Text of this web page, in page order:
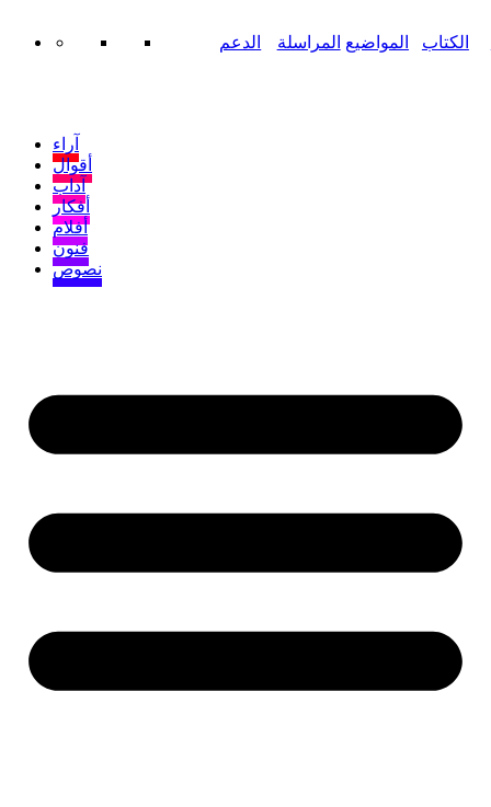
الدعم المراسلة المواضيع الكتاب
آراء
أقوال
آداب
أفكار
أفلام
فنون
نصوص